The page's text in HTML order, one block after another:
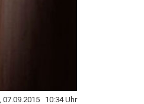
07.09.2015 10:34 Uhr